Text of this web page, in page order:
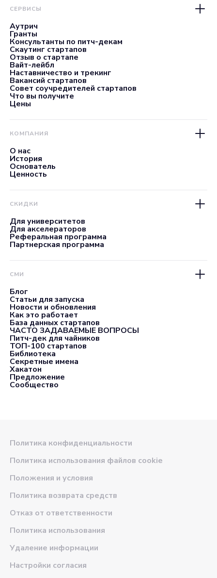
СЕРВИСЫ
Аутрич
Гранты
Консультанты по питч-декам
Скаутинг стартапов
Отзыв о стартапе
Вайт-лейбл
Наставничество и трекинг
Вакансий стартапов
Совет соучредителей стартапов
Что вы получите
Цены
КОМПАНИЯ
О нас
История
Основатель
Ценность
СКИДКИ
Для университетов
Для акселераторов
Реферальная программа
Партнерская программа
СМИ
Блог
Статьи для запуска
Новости и обновления
Как это работает
База данных стартапов
ЧАСТО ЗАДАВАЕМЫЕ ВОПРОСЫ
Питч-дек для чайников
ТОП-100 стартапов
Библиотека
Секретные имена
Хакатон
Предложение
Сообщество
Политика конфиденциальности
Политика использования файлов cookie
Положения и условия
Политика возврата средств
Отказ от ответственности
Политика использования
Удаление информации
Настройки согласия